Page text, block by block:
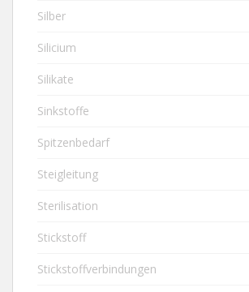
Silber
Silicium
Silikate
Sinkstoffe
Spitzenbedarf
Steigleitung
Sterilisation
Stickstoff
Stickstoffverbindungen